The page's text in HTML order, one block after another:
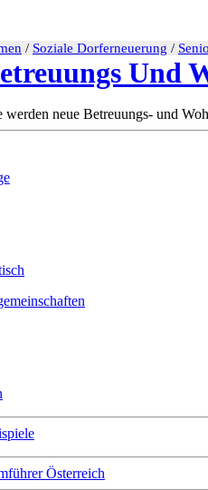
/ Soziale Dorferneuerung /
Und
werden neue Betreuungs- und
Österreich